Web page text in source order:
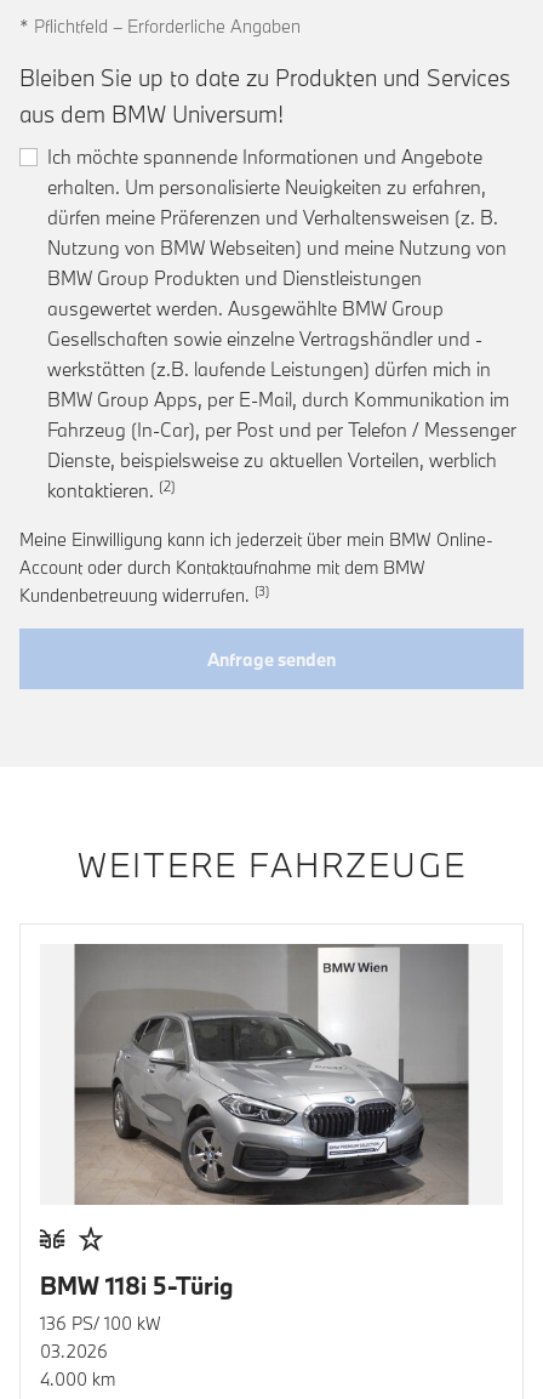
* Pflichtfeld – Erforderliche Angaben
Bleiben Sie up to date zu Produkten und Services
aus dem BMW Universum!
Ich möchte spannende Informationen und Angebote
erhalten. Um personalisierte Neuigkeiten zu erfahren,
dürfen meine Präferenzen und Verhaltensweisen (z. B.
Nutzung von BMW Webseiten) und meine Nutzung von
BMW Group Produkten und Dienstleistungen
ausgewertet werden. Ausgewählte BMW Group
Gesellschaften sowie einzelne Vertragshändler und -
werkstätten (z.B. laufende Leistungen) dürfen mich in
BMW Group Apps, per E-Mail, durch Kommunikation im
Fahrzeug (In-Car), per Post und per Telefon / Messenger
Dienste, beispielsweise zu aktuellen Vorteilen, werblich
kontaktieren. Link zur Fußnote: Einwilligung zur
Meine Einwilligung kann ich jederzeit über mein BMW Online-
Account oder durch Kontaktaufnahme mit dem BMW
Kundenbetreuung widerrufen. Link zur Fußnote: Widerruf der
Anfrage senden
WEITERE FAHRZEUGE
BMW 118i 5-Türig
136 PS/ 100 kW
03.2026
4.000 km